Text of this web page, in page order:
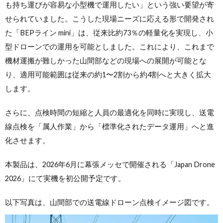
も持ち運びが容易な小型機で運用したい」という強い要望が寄
せられていました。こうした現場ニーズに応える形で開発され
た「BEPライン mini」は、従来比約73％の軽量化を実現し、小
型ドローンでの運用を可能としました。これにより、これまで
機材運搬が難しかった山間部などの現場への展開が可能とな
り、適用可能範囲は従来の約1〜2割から約4割へと大きく拡大
します。
さらに、点検時間の短縮と人員の最適化を同時に実現し、送電
線点検を「属人作業」から「標準化されたデータ運用」へと進
化させます。
本製品は、2026年6月に幕張メッセで開催される「Japan Drone
2026」にて実機を初公開予定です。
以下写真は、山間部での送電線ドローン点検イメージ図です。